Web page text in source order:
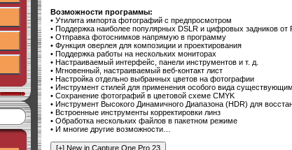
Возможности программы:
• Утилита импорта фотографий с предпросмотром
• Поддержка наиболее популярных DSLR и цифровых задников от
• Отправка фотоснимков напрямую в программу
• Функция оверлея для композиции и проектирования
• Поддержка работы на нескольких мониторах
• Настраиваемый интерфейс, панели инструментов и т. д.
• Мгновенный, настраиваемый веб-контакт лист
• Настройка отдельно выбранных цветов на фотографии
• Инструмент стилей для применения особого вида
• Сохранение фотографий в цветовой схеме CMYK
• Инструмент Высокого Динамичного Диапазона (HDR) для
• Встроенные инструменты корректировки линз
• Обработка нескольких файлов в пакетном режиме
• И многие другие возможности…